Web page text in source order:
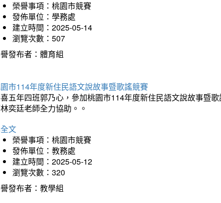
榮譽事項：桃園市競賽
發佈單位：學務處
建立時間：2025-05-14
瀏覽次數：507
發布者：體育組
市114年度新住民語文說故事暨歌謠競賽
五年四班郭乃心，參加桃園市114年度新住民語文說故事暨
奕廷老師全力協助。。
文
榮譽事項：桃園市競賽
發佈單位：教務處
建立時間：2025-05-12
瀏覽次數：320
發布者：教學組